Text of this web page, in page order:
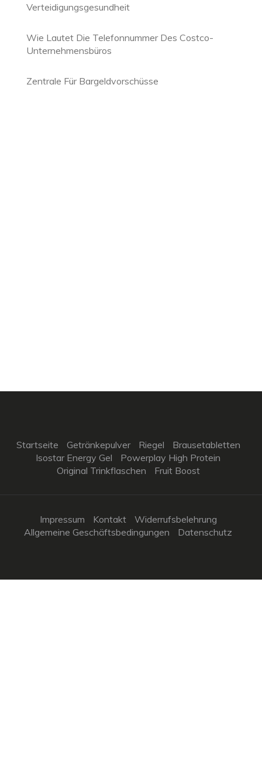
Verteidigungsgesundheit
Wie Lautet Die Telefonnummer Des Costco-
Unternehmensbüros
Zentrale Für Bargeldvorschüsse
Startseite Getränkepulver Riegel
Brausetabletten
Isostar Energy Gel
Powerplay High Protein
Original Trinkflaschen
Fruit Boost
Impressum Kontakt
Widerrufsbelehrung
Allgemeine Geschäftsbedingungen
Datenschutz